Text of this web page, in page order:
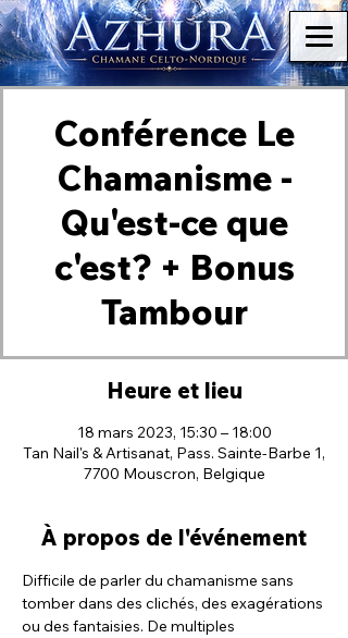
Conférence Le
Chamanisme -
Qu'est-ce que
c'est? + Bonus
Tambour
Heure et lieu
18 mars 2023, 15:30 – 18:00
Tan Nail's & Artisanat, Pass. Sainte-Barbe 1,
7700 Mouscron, Belgique
À propos de l'événement
Difficile de parler du chamanisme sans
tomber dans des clichés, des exagérations
ou des fantaisies. De multiples